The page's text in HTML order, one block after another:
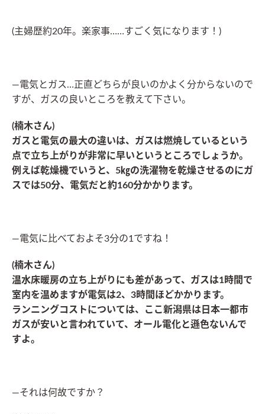
(主婦歴約20年。楽家事……すごく気になります！)
―電気とガス…正直どちらが良いのかよく分からないので
すが、ガスの良いところを教えて下さい。
(楠木さん)
ガスと電気の最大の違いは、ガスは燃焼しているという
点で立ち上がりが非常に早い というところでしょうか。
例えば乾燥機でいうと、5㎏の洗濯物を乾燥させるのにガ
スでは50分、電気だと約160分かかります。
―電気に比べておよそ3分の1ですね！
(楠木さん)
温水床暖房の立ち上がりにも差があって、ガスは1時間で
室内を温めますが電気は2、3時間ほどかかります。
ランニングコストについては、ここ新潟県は日本一都市
ガスが安い と言われていて、オール電化と遜色ないんで
すよ。
―それは何故ですか？